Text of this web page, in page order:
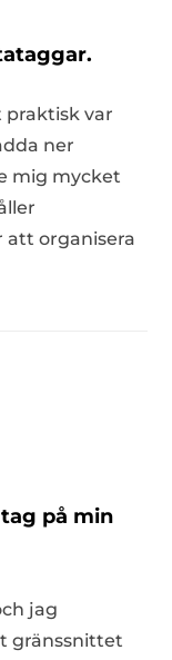
praktisk var
ner
mig mycket
att organisera
på min
jag
gränssnittet